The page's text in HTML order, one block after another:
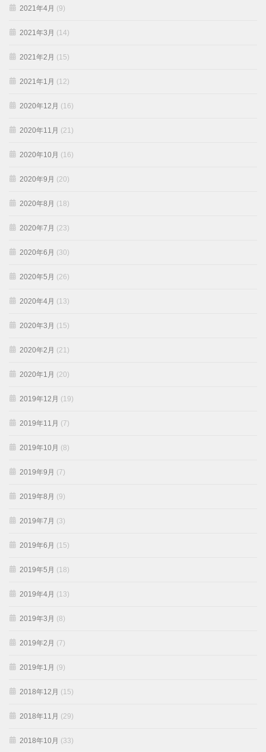
2021年4月 (9)
2021年3月 (14)
2021年2月 (15)
2021年1月 (12)
2020年12月 (16)
2020年11月 (21)
2020年10月 (16)
2020年9月 (20)
2020年8月 (18)
2020年7月 (23)
2020年6月 (30)
2020年5月 (26)
2020年4月 (13)
2020年3月 (15)
2020年2月 (21)
2020年1月 (20)
2019年12月 (19)
2019年11月 (7)
2019年10月 (8)
2019年9月 (7)
2019年8月 (9)
2019年7月 (3)
2019年6月 (15)
2019年5月 (18)
2019年4月 (13)
2019年3月 (8)
2019年2月 (7)
2019年1月 (9)
2018年12月 (15)
2018年11月 (29)
2018年10月 (33)